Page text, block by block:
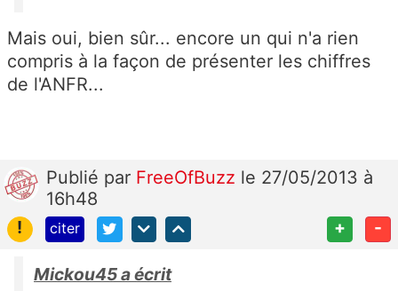
Mais oui, bien sûr... encore un qui n'a rien
compris à la façon de présenter les chiffres
de l'ANFR...
Publié par FreeOfBuzz le 27/05/2013 à
16h48
!
citer + -
Mickou45 a écrit